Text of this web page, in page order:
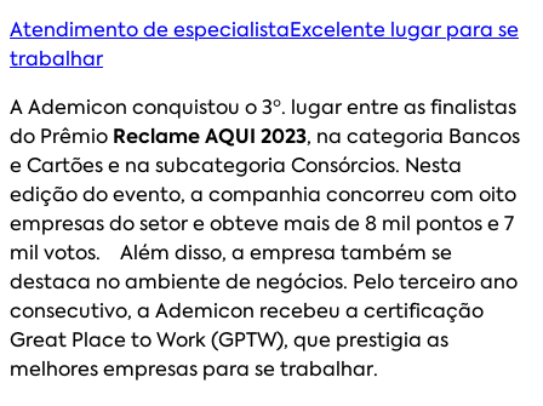
Atendimento de especialistaExcelente lugar para se
trabalhar
A Ademicon conquistou o 3º. lugar entre as finalistas
do Prêmio Reclame AQUI 2023, na categoria Bancos
e Cartões e na subcategoria Consórcios. Nesta
edição do evento, a companhia concorreu com oito
empresas do setor e obteve mais de 8 mil pontos e 7
mil votos. Além disso, a empresa também se
destaca no ambiente de negócios. Pelo terceiro ano
consecutivo, a Ademicon recebeu a certificação
Great Place to Work (GPTW), que prestigia as
melhores empresas para se trabalhar.